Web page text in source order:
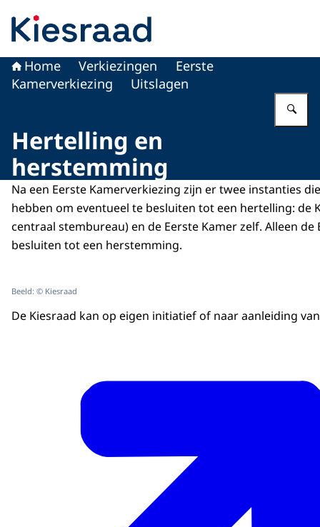
Home Verkiezingen
Eerste
Kamerverkiezing
Uitslagen
Hertelling en
herstemming
Na een Eerste Kamerverkiezing zijn er twee instanties
hebben om eventueel te besluiten tot een hertelling: de
centraal stembureau) en de Eerste Kamer zelf. Alleen de
besluiten tot een herstemming.
Beeld: © Kiesraad
De Kiesraad kan op eigen initiatief of naar aanleiding